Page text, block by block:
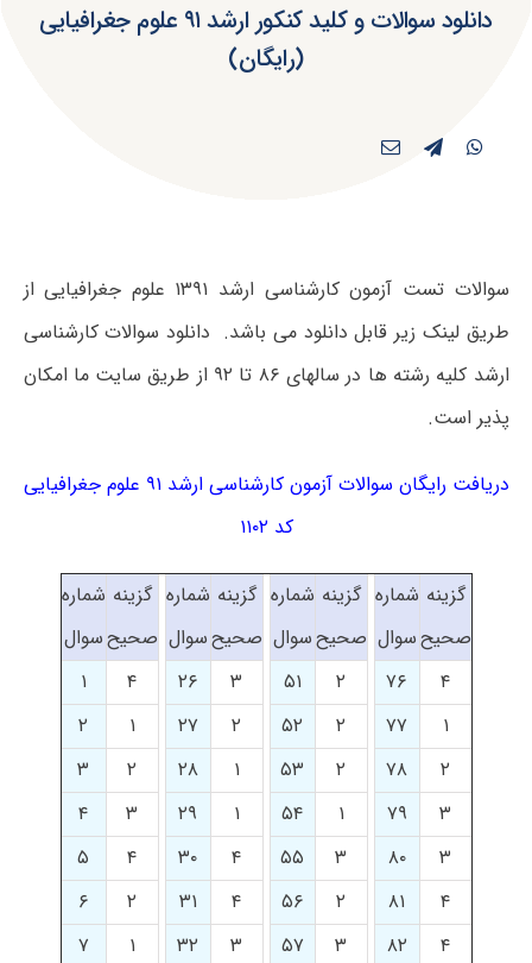
دانلود سوالات و کلید کنکور ارشد ۹۱ علوم جغرافیایی
(رایگان)
سوالات تست آزمون کارشناسی ارشد ۱۳۹۱ علوم جغرافیایی از
طریق لینک زیر قابل دانلود می باشد. دانلود سوالات کارشناسی
ارشد کلیه رشته ها در سالهای ۸۶ تا ۹۲ از طریق سایت ما امکان
پذیر است.
دریافت رایگان سوالات آزمون کارشناسی ارشد ۹۱ علوم جغرافیایی
کد ۱۱۰۲
گزینه
صحیح
شماره
سوال
گزینه
صحیح
شماره
سوال
گزینه
صحیح
شماره
سوال
گزینه
صحیح
شماره
سوال
۴
۷۶ ۲ ۵۱ ۳ ۲۶ ۴
۱
۱
۷۷ ۲ ۵۲ ۲ ۲۷ ۱
۲
۲
۷۸ ۲ ۵۳ ۱ ۲۸ ۲
۳
۳
۷۹ ۱ ۵۴ ۱ ۲۹ ۳
۴
۳
۸۰ ۳ ۵۵ ۴ ۳۰ ۴
۵
۴
۸۱ ۲ ۵۶ ۴ ۳۱ ۲
۶
۴
۸۲ ۳ ۵۷ ۳ ۳۲ ۱
۷